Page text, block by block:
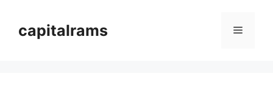
capitalrams Menu